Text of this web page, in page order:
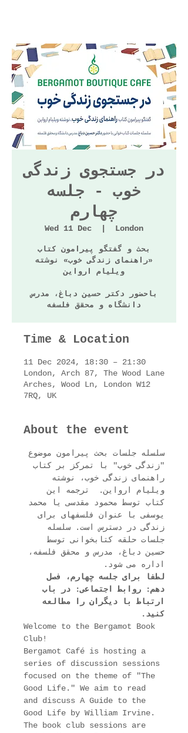
در جستجوی زندگی
خوب - جلسه
چهارم
Wed 11 Dec London
بحث و گفتگو پیرامون کتاب
«راهنمای زندگی خوب» نوشته
ویلیام ارواین
باحضور دکتر حسین دباغ، مدرس
دانشگاه و محقق فلسفه
Time & Location
11 Dec 2024, 18:30 – 21:30
London, Arch 87, The Wood Lane
Arches, Wood Ln, London W12
7RQ, UK
About the event
سلسله جلسات بحث پیرامون موضوع
"زندگی خوب" با تمرکز بر کتاب
راهنمای زندگی خوب، نوشته
ویلیام ارواین.  ترجمه این
کتاب توسط محمود مقدسی یا محمد
یوسفی با عنوان فلسفهای برای
زندگی در دسترس است. سلسله
جلسات حلقه کتابخوانی توسط
حسین دباغ، مدرس و محقق فلسفه،
اداره می شود.
لطفا برای جلسه چهارم، فصل
دهم: روابط اجتماعی: در باب
ارتباط با دیگران را مطالعه
کنید.
Welcome to the Bergamot Book
Club!
Bergamot Café is hosting a
series of discussion sessions
focused on the theme of "The
Good Life." We aim to read
and discuss A Guide to the
Good Life by William Irvine.
The book club sessions are